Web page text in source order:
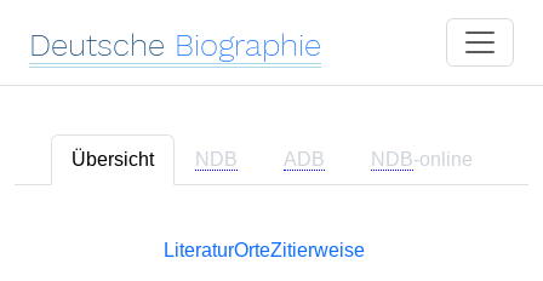
Deutsche Biographie
Übersicht NDB ADB NDB-online
LiteraturOrteZitierweise